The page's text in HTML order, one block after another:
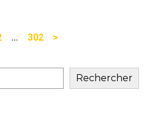
… 302 >
Rechercher